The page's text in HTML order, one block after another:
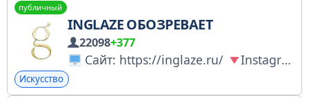
публичный
INGLAZE ОБОЗРЕВАЕТ
22098+377
Сайт: https://inglaze.ru/ Instagram: https://clck.ru/3DYq2w
Искусство